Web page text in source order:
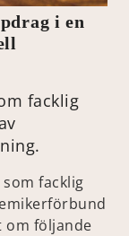
i en
facklig
facklig
om följande